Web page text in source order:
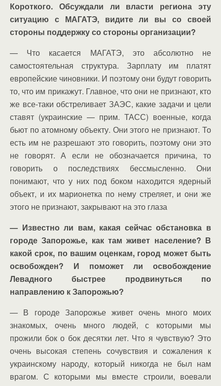
Короткого. Обсуждали ли власти региона эту
ситуацию с МАГАТЭ, видите ли вы со своей
стороны поддержку со стороны организации?
— Что касается МАГАТЭ, это абсолютно не
самостоятельная структура. Зарплату им платят
европейские чиновники. И поэтому они будут говорить
то, что им прикажут. Главное, что они не признают, кто
же все-таки обстреливает ЗАЭС, какие задачи и цели
ставят (украинские — прим. ТАСС) военные, когда
бьют по атомному объекту. Они этого не признают. То
есть им не разрешают это говорить, поэтому они это
не говорят. А если не обозначается причина, то
говорить о последствиях бессмысленно. Они
понимают, что у них под боком находится ядерный
объект, и их марионетка по нему стреляет, и они же
этого не признают, закрывают на это глаза
— Известно ли вам, какая сейчас обстановка в
городе Запорожье, как там живет население? В
какой срок, по вашим оценкам, город может быть
освобожден? И поможет ли освобождение
Левадного быстрее продвинуться по
направлению к Запорожью?
— В городе Запорожье живет очень много моих
знакомых, очень много людей, с которыми мы
прожили бок о бок десятки лет. Что я чувствую? Это
очень высокая степень сочувствия и сожаления к
украинскому народу, который никогда не был нам
врагом. С которыми мы вместе строили, воевали